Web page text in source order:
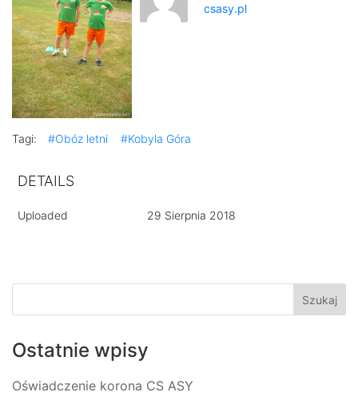
csasy.pl
Tagi: #Obóz letni #Kobyla Góra
DETAILS
Uploaded 29 Sierpnia 2018
Ostatnie wpisy
Oświadczenie korona CS ASY